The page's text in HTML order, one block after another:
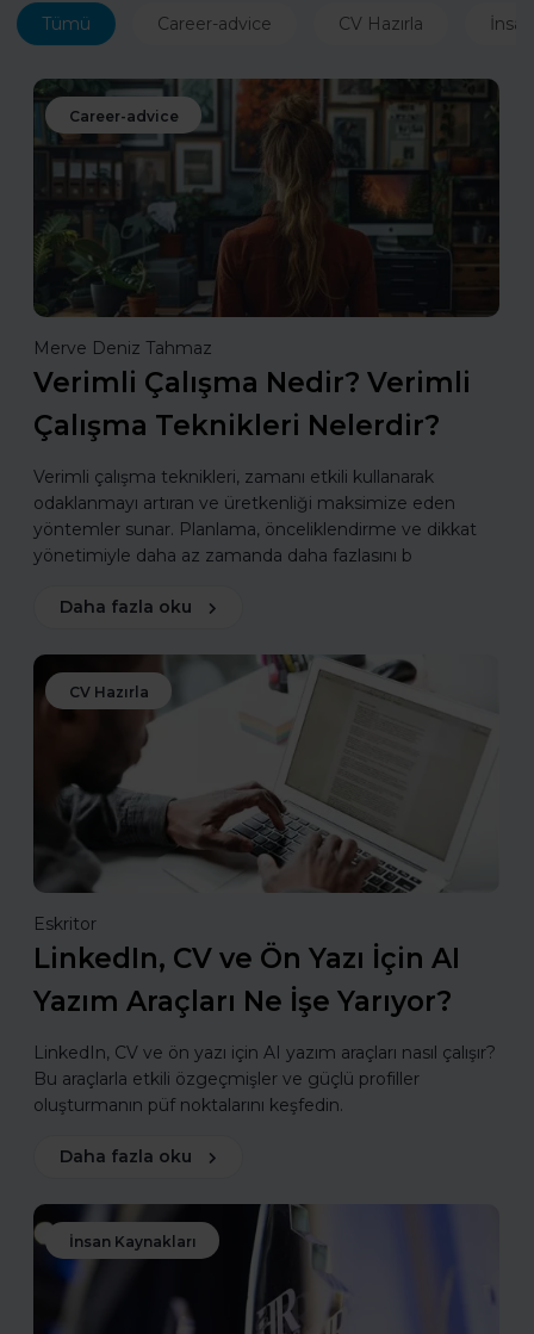
Tümü Career-advice CV Hazırla
Career-advice
Merve Deniz Tahmaz
Verimli Çalışma Nedir? Verimli
Çalışma Teknikleri Nelerdir?
Verimli çalışma teknikleri, zamanı etkili kullanarak
odaklanmayı artıran ve üretkenliği maksimize eden
yöntemler sunar. Planlama, önceliklendirme ve dikkat
yönetimiyle daha az zamanda daha fazlasını b
Daha fazla oku
CV Hazırla
Eskritor
LinkedIn, CV ve Ön Yazı İçin AI
Yazım Araçları Ne İşe Yarıyor?
LinkedIn, CV ve ön yazı için AI yazım araçları nasıl çalışır?
Bu araçlarla etkili özgeçmişler ve güçlü profiller
oluşturmanın püf noktalarını keşfedin.
Daha fazla oku
İnsan Kaynakları